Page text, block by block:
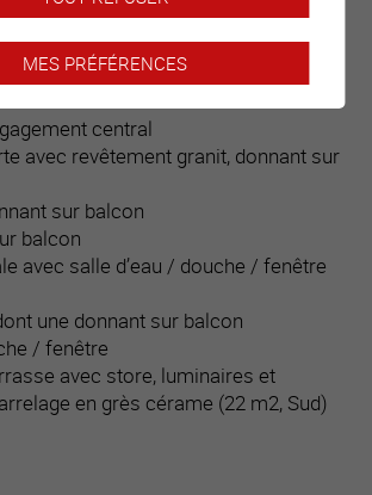
bien
central
avec revêtement granit, donnant sur
sur balcon
balcon
avec salle d’eau / douche / fenêtre
une donnant sur balcon
/ fenêtre
avec store, luminaires et
en grès cérame (22 m2, Sud)
MES PRÉFÉRENCES